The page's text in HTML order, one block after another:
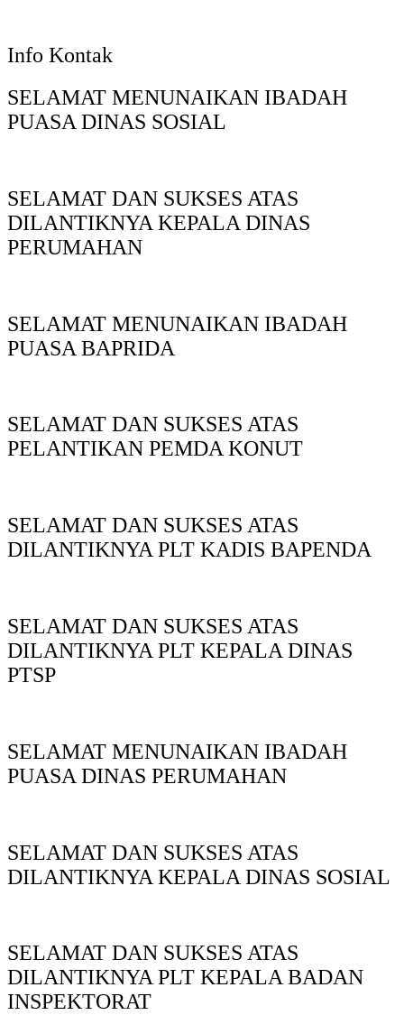
Info Kontak
SELAMAT MENUNAIKAN IBADAH
PUASA DINAS SOSIAL
SELAMAT DAN SUKSES ATAS
DILANTIKNYA KEPALA DINAS
PERUMAHAN
SELAMAT MENUNAIKAN IBADAH
PUASA BAPRIDA
SELAMAT DAN SUKSES ATAS
PELANTIKAN PEMDA KONUT
SELAMAT DAN SUKSES ATAS
DILANTIKNYA PLT KADIS BAPENDA
SELAMAT DAN SUKSES ATAS
DILANTIKNYA PLT KEPALA DINAS
PTSP
SELAMAT MENUNAIKAN IBADAH
PUASA DINAS PERUMAHAN
SELAMAT DAN SUKSES ATAS
DILANTIKNYA KEPALA DINAS SOSIAL
SELAMAT DAN SUKSES ATAS
DILANTIKNYA PLT KEPALA BADAN
INSPEKTORAT